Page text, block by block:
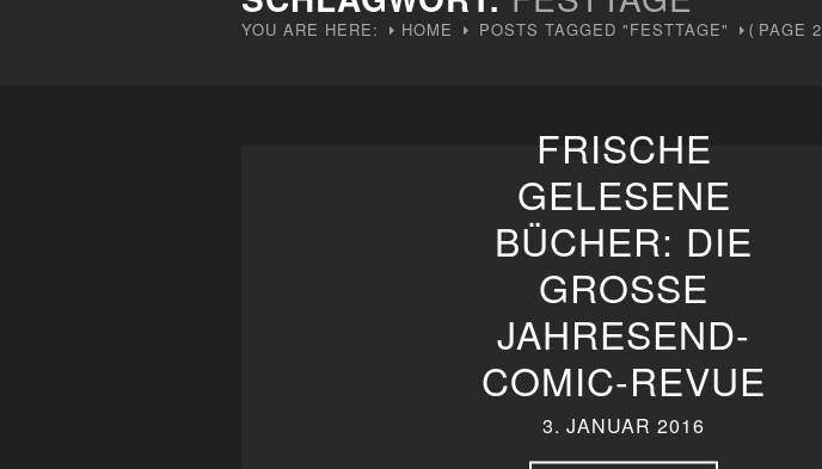
YOU ARE HERE: HOME POSTS TAGGED "FESTTAGE" ( PAGE 2
FRISCHE
GELESENE
BÜCHER: DIE
GROSSE J
AHRESEND-C
OMIC-REVUE
3. JANUAR 2016